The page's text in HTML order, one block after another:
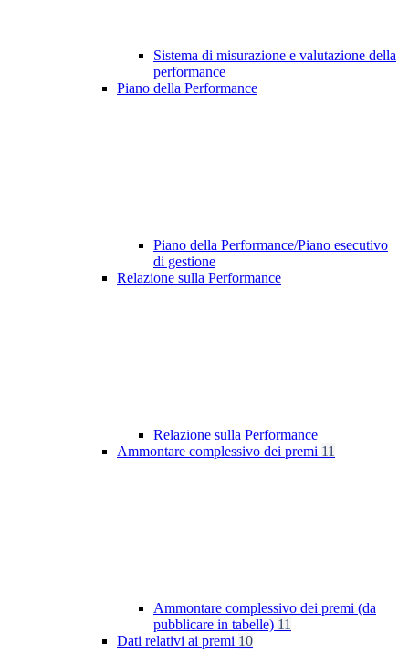
Sistema di misurazione e valutazione della
performance
Piano della Performance
Piano della Performance/Piano esecutivo
di gestione
Relazione sulla Performance
Relazione sulla Performance
Ammontare complessivo dei premi 11
Ammontare complessivo dei premi (da
pubblicare in tabelle) 11
Dati relativi ai premi 10